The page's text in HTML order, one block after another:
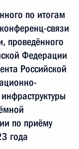
по итогам
связи
проведённого
Федерации
Российской
по приёму
года